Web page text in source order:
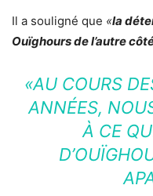
Il a souligné que «la
Ouïghours de l’autre
«AU COURS
ANNÉES,
À CE